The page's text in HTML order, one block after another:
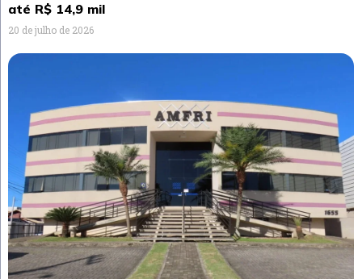
até R$ 14,9 mil
20 de julho de 2026